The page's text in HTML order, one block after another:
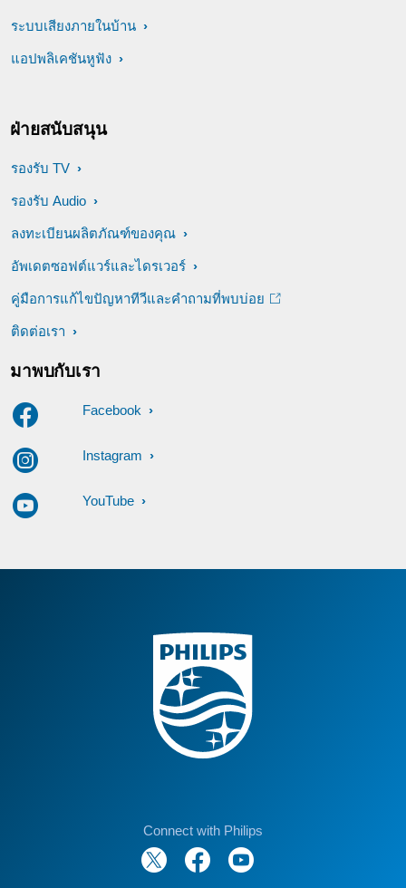
ระบบเสียงภายในบ้าน
แอปพลิเคชันหูฟัง
ฝ่ายสนับสนุน
รองรับ TV
รองรับ Audio
ลงทะเบียนผลิตภัณฑ์ของคุณ
อัพเดตซอฟต์แวร์และไดรเวอร์
คู่มือการแก้ไขปัญหาทีวีและคำถามที่พบบ่อย
ติดต่อเรา
มาพบกับเรา
Facebook
Instagram
YouTube
Connect with Philips